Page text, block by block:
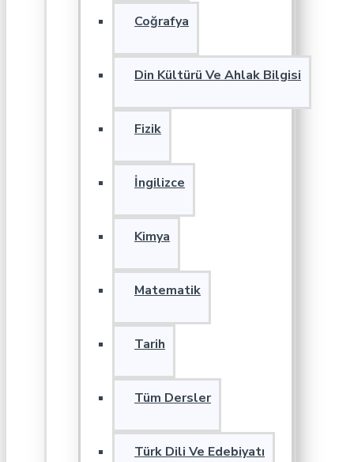
Coğrafya
Din Kültürü Ve Ahlak Bilgisi
Fizik
İngilizce
Kimya
Matematik
Tarih
Tüm Dersler
Türk Dili Ve Edebiyatı